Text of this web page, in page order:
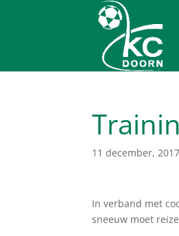
11 december, 2017
In verband met
sneeuw moet